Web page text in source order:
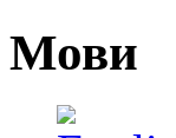
Мови